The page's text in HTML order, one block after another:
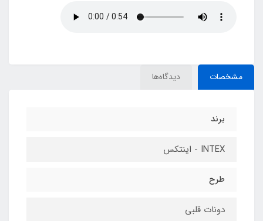
مشخصات دیدگاه‌ها
برند
INTEX - اینتکس
طرح
دونات قلبی